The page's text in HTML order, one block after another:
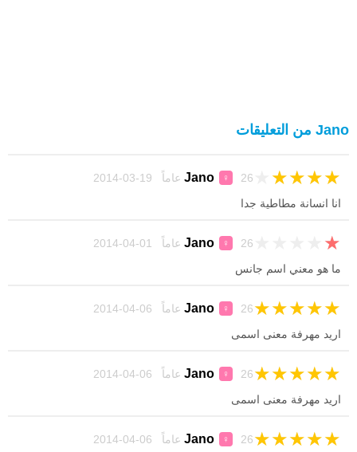
Jano من التعليقات
Jano ♀ 26 عاماً 19-03-2014 ★
★
★
★
انا انسانة مطاطية جدا
Jano ♀ 26 عاماً 01-04-2014 ★
ما هو معني اسم جانس
Jano ♀ 26 عاماً 06-04-2014 ★
★
★
★
★
اريد مهرفة معنى اسمى
Jano ♀ 26 عاماً 06-04-2014 ★
★
★
★
★
اريد مهرفة معنى اسمى
Jano ♀ 26 عاماً 06-04-2014 ★
★
★
★
★